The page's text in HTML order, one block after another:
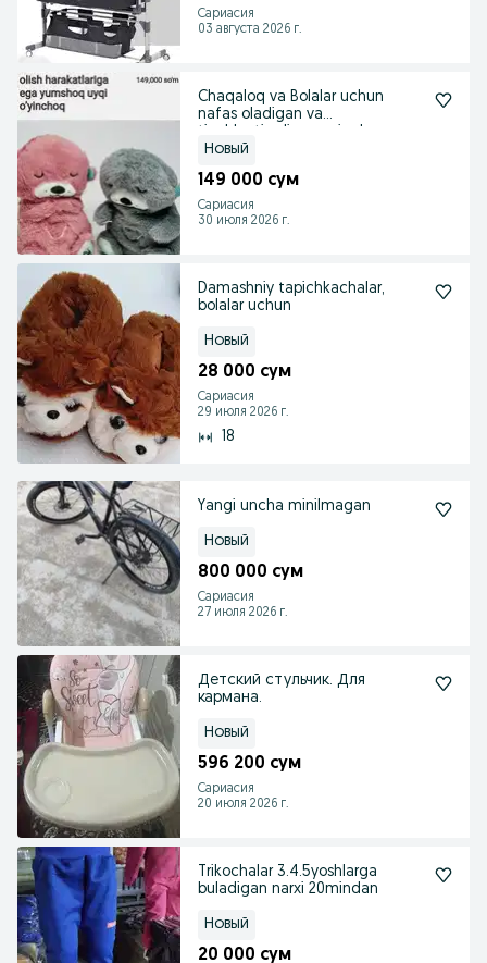
Сариасия
03 августа 2026 г.
Chaqaloq va Bolalar uchun
nafas oladigan va
Новый
149 000 сум
Сариасия
30 июля 2026 г.
Damashniy tapichkachalar,
bolalar uchun
Новый
28 000 сум
Сариасия
29 июля 2026 г.
18
Yangi uncha minilmagan
Новый
800 000 сум
Сариасия
27 июля 2026 г.
Детский стульчик. Для
кармана.
Новый
596 200 сум
Сариасия
20 июля 2026 г.
Trikochalar 3.4.5yoshlarga
buladigan narxi 20mindan
Новый
20 000 сум